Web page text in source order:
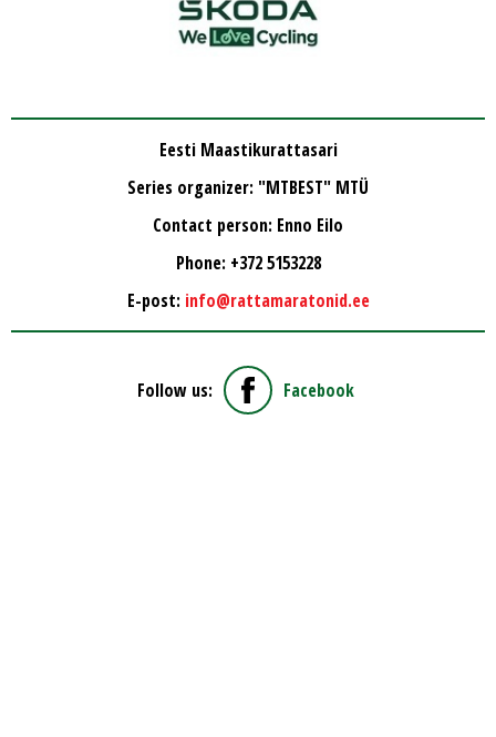
Eesti Maastikurattasari
Series organizer: "MTBEST" MTÜ
Contact person: Enno Eilo
Phone: +372 5153228
E-post: info@rattamaratonid.ee
Follow us: Facebook